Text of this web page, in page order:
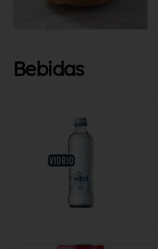
Bebidas